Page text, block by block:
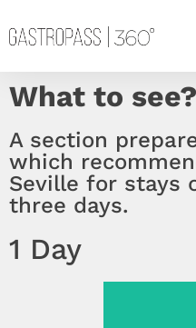
What to see?
A section
which
Seville for stays
three days.
1 Day